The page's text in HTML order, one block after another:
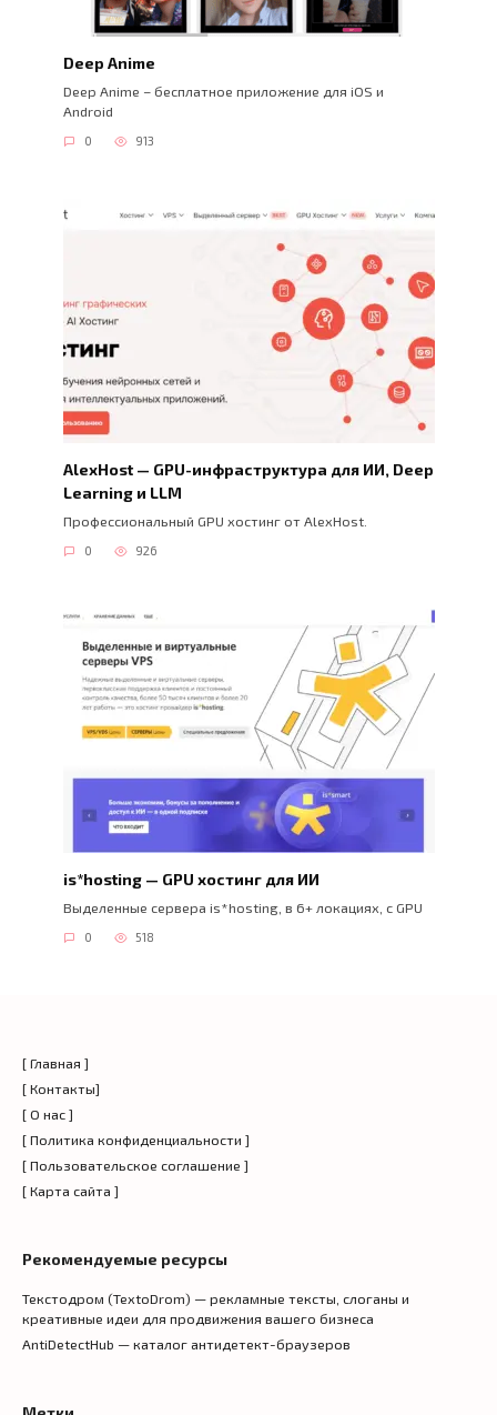
Deep Anime
Deep Anime – бесплатное приложение для iOS и
Android
0 913
AlexHost — GPU-инфраструктура для ИИ, Deep
Learning и LLM
Профессиональный GPU хостинг от AlexHost.
0 926
is*hosting — GPU хостинг для ИИ
Выделенные сервера is*hosting, в 6+ локациях, с GPU
0 518
[ Главная ]
[ Контакты]
[ О нас ]
[ Политика конфиденциальности ]
[ Пользовательское соглашение ]
[ Карта сайта ]
Рекомендуемые ресурсы
Текстодром (TextoDrom) — рекламные тексты, слоганы и
креативные идеи для продвижения вашего бизнеса
AntiDetectHub — каталог антидетект-браузеров